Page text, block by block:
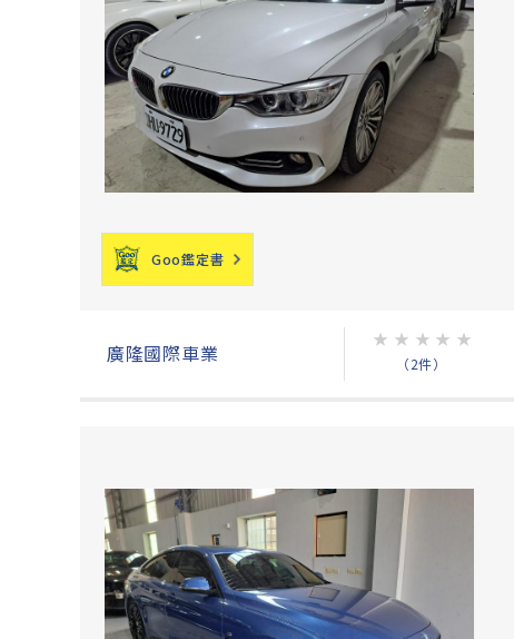
Goo鑑定書
廣隆國際車業
★ ★ ★ ★ ★
（2件）